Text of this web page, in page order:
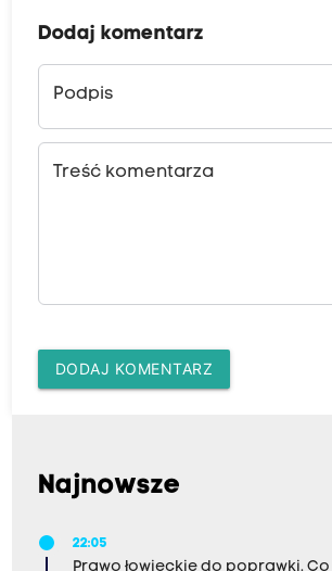
Dodaj komentarz
Podpis
Treść komentarza
DODAJ KOMENTARZ
Najnowsze
22:05
Prawo łowieckie do poprawki.